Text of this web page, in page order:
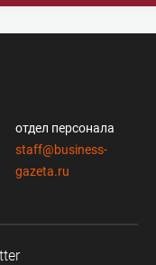
отдел персонала
staff@business-
gazeta.ru